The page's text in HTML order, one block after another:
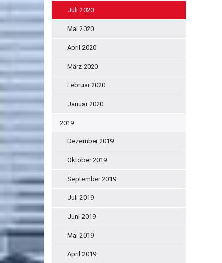
Juli 2020
Mai 2020
April 2020
März 2020
Februar 2020
Januar 2020
2019
Dezember 2019
Oktober 2019
September 2019
Juli 2019
Juni 2019
Mai 2019
April 2019